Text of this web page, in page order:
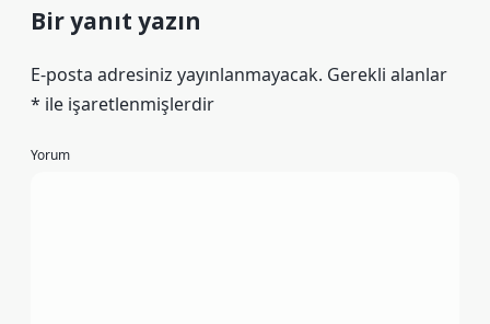
Bir yanıt yazın
E-posta adresiniz yayınlanmayacak. Gerekli alanlar
* ile işaretlenmişlerdir
Yorum